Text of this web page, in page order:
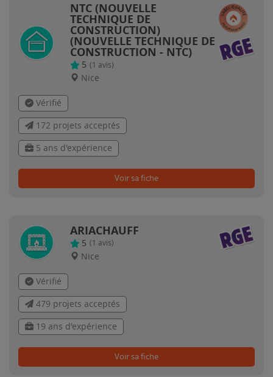
NTC (NOUVELLE
TECHNIQUE DE
CONSTRUCTION)
(NOUVELLE TECHNIQUE DE
CONSTRUCTION - NTC)
5 (1 avis)
Nice
Vérifié
172 projets acceptés
5 ans d'expérience
Voir sa fiche
ARIACHAUFF
5 (1 avis)
Nice
Vérifié
479 projets acceptés
19 ans d'expérience
Voir sa fiche